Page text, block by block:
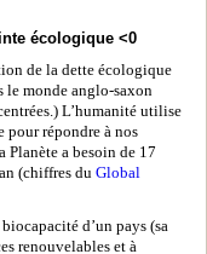
écologique <0
de la dette écologique
le monde anglo-saxon
L’humanité utilise
pour répondre à nos
a besoin de 17
(chiffres du Global
d’un pays (sa
renouvelables et à